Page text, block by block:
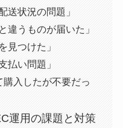
送状況の問題」
違うものが届いた」
見つけた」
払い問題」
入したが不要だっ
運用の課題と対策